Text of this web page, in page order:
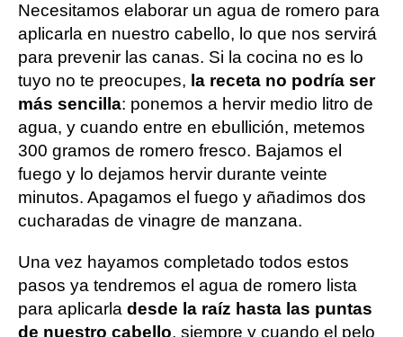
Necesitamos elaborar un agua de romero para
aplicarla en nuestro cabello, lo que nos servirá
para prevenir las canas. Si la cocina no es lo
tuyo no te preocupes, la receta no podría ser
más sencilla: ponemos a hervir medio litro de
agua, y cuando entre en ebullición, metemos
300 gramos de romero fresco. Bajamos el
fuego y lo dejamos hervir durante veinte
minutos. Apagamos el fuego y añadimos dos
cucharadas de vinagre de manzana.
Una vez hayamos completado todos estos
pasos ya tendremos el agua de romero lista
para aplicarla desde la raíz hasta las puntas
de nuestro cabello, siempre y cuando el pelo